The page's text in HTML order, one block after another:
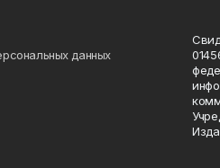
данных